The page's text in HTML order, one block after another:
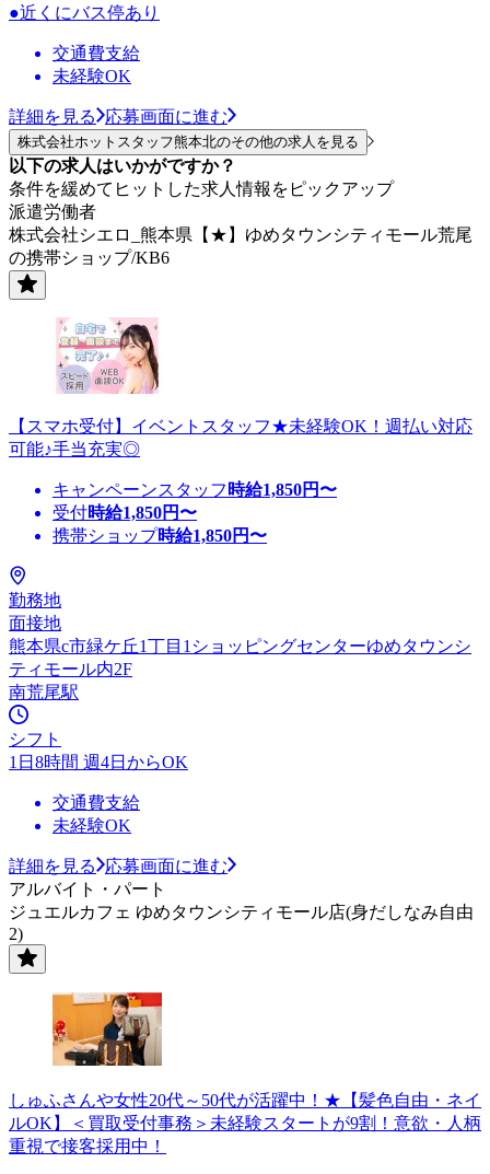
●近くにバス停あり
交通費支給
未経験OK
詳細を見る 応募画面に進む
株式会社ホットスタッフ熊本北のその他の求人を見る
以下の求人はいかがですか？
条件を緩めてヒットした求人情報をピックアップ
派遣労働者
株式会社シエロ_熊本県【★】ゆめタウンシティモール荒尾
の携帯ショップ/KB6
【スマホ受付】イベントスタッフ★未経験OK！週払い対応
可能♪手当充実◎
キャンペーンスタッフ 時給1,850円〜
受付時給1,850円〜
携帯ショップ時給1,850円〜
勤務地
面接地
熊本県c市緑ケ丘1丁目1ショッピングセンターゆめタウンシ
ティモール内2F
南荒尾駅
シフト
1日8時間 週4日からOK
交通費支給
未経験OK
詳細を見る
応募画面に進む
アルバイト・パート
ジュエルカフェ ゆめタウンシティモール店(身だしなみ自由
2)
しゅふさんや女性20代～50代が活躍中！★【髪色自由・ネイ
ルOK】＜買取受付事務＞未経験スタートが9割！意欲・人柄
重視で接客採用中！